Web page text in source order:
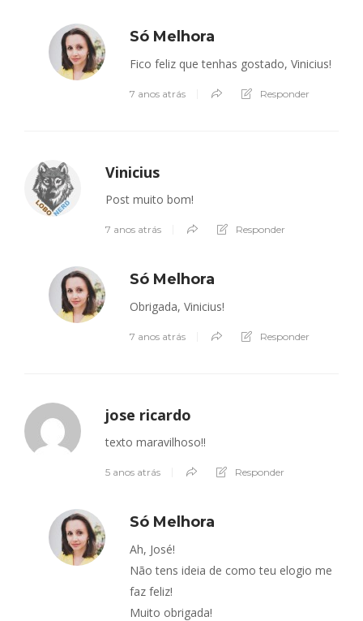
Só Melhora
Fico feliz que tenhas gostado, Vinicius!
7 anos atrás Responder
Vinicius
Post muito bom!
7 anos atrás Responder
Só Melhora
Obrigada, Vinicius!
7 anos atrás Responder
jose ricardo
texto maravilhoso!!
5 anos atrás Responder
Só Melhora
Ah, José!
Não tens ideia de como teu elogio me
faz feliz!
Muito obrigada!